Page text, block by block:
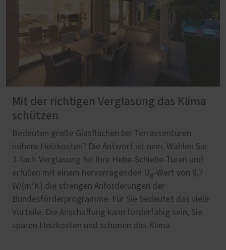
Mit der richtigen Verglasung das Klima
schützen
Bedeuten große Glasflächen bei Terrassentüren
höhere Heizkosten? Die Antwort ist nein. Wählen Sie
3-fach-Verglasung für Ihre Hebe-Schiebe-Türen und
erfüllen mit einem hervorragenden U g-Wert von 0,7
W/(m²K) die strengen Anforderungen der
Bundesförderprogramme. Für Sie bedeutet das viele
Vorteile. Die Anschaffung kann förderfähig sein, Sie
sparen Heizkosten und schonen das Klima.